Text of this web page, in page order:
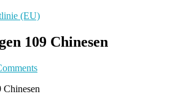
(EU)
109 Chinesen